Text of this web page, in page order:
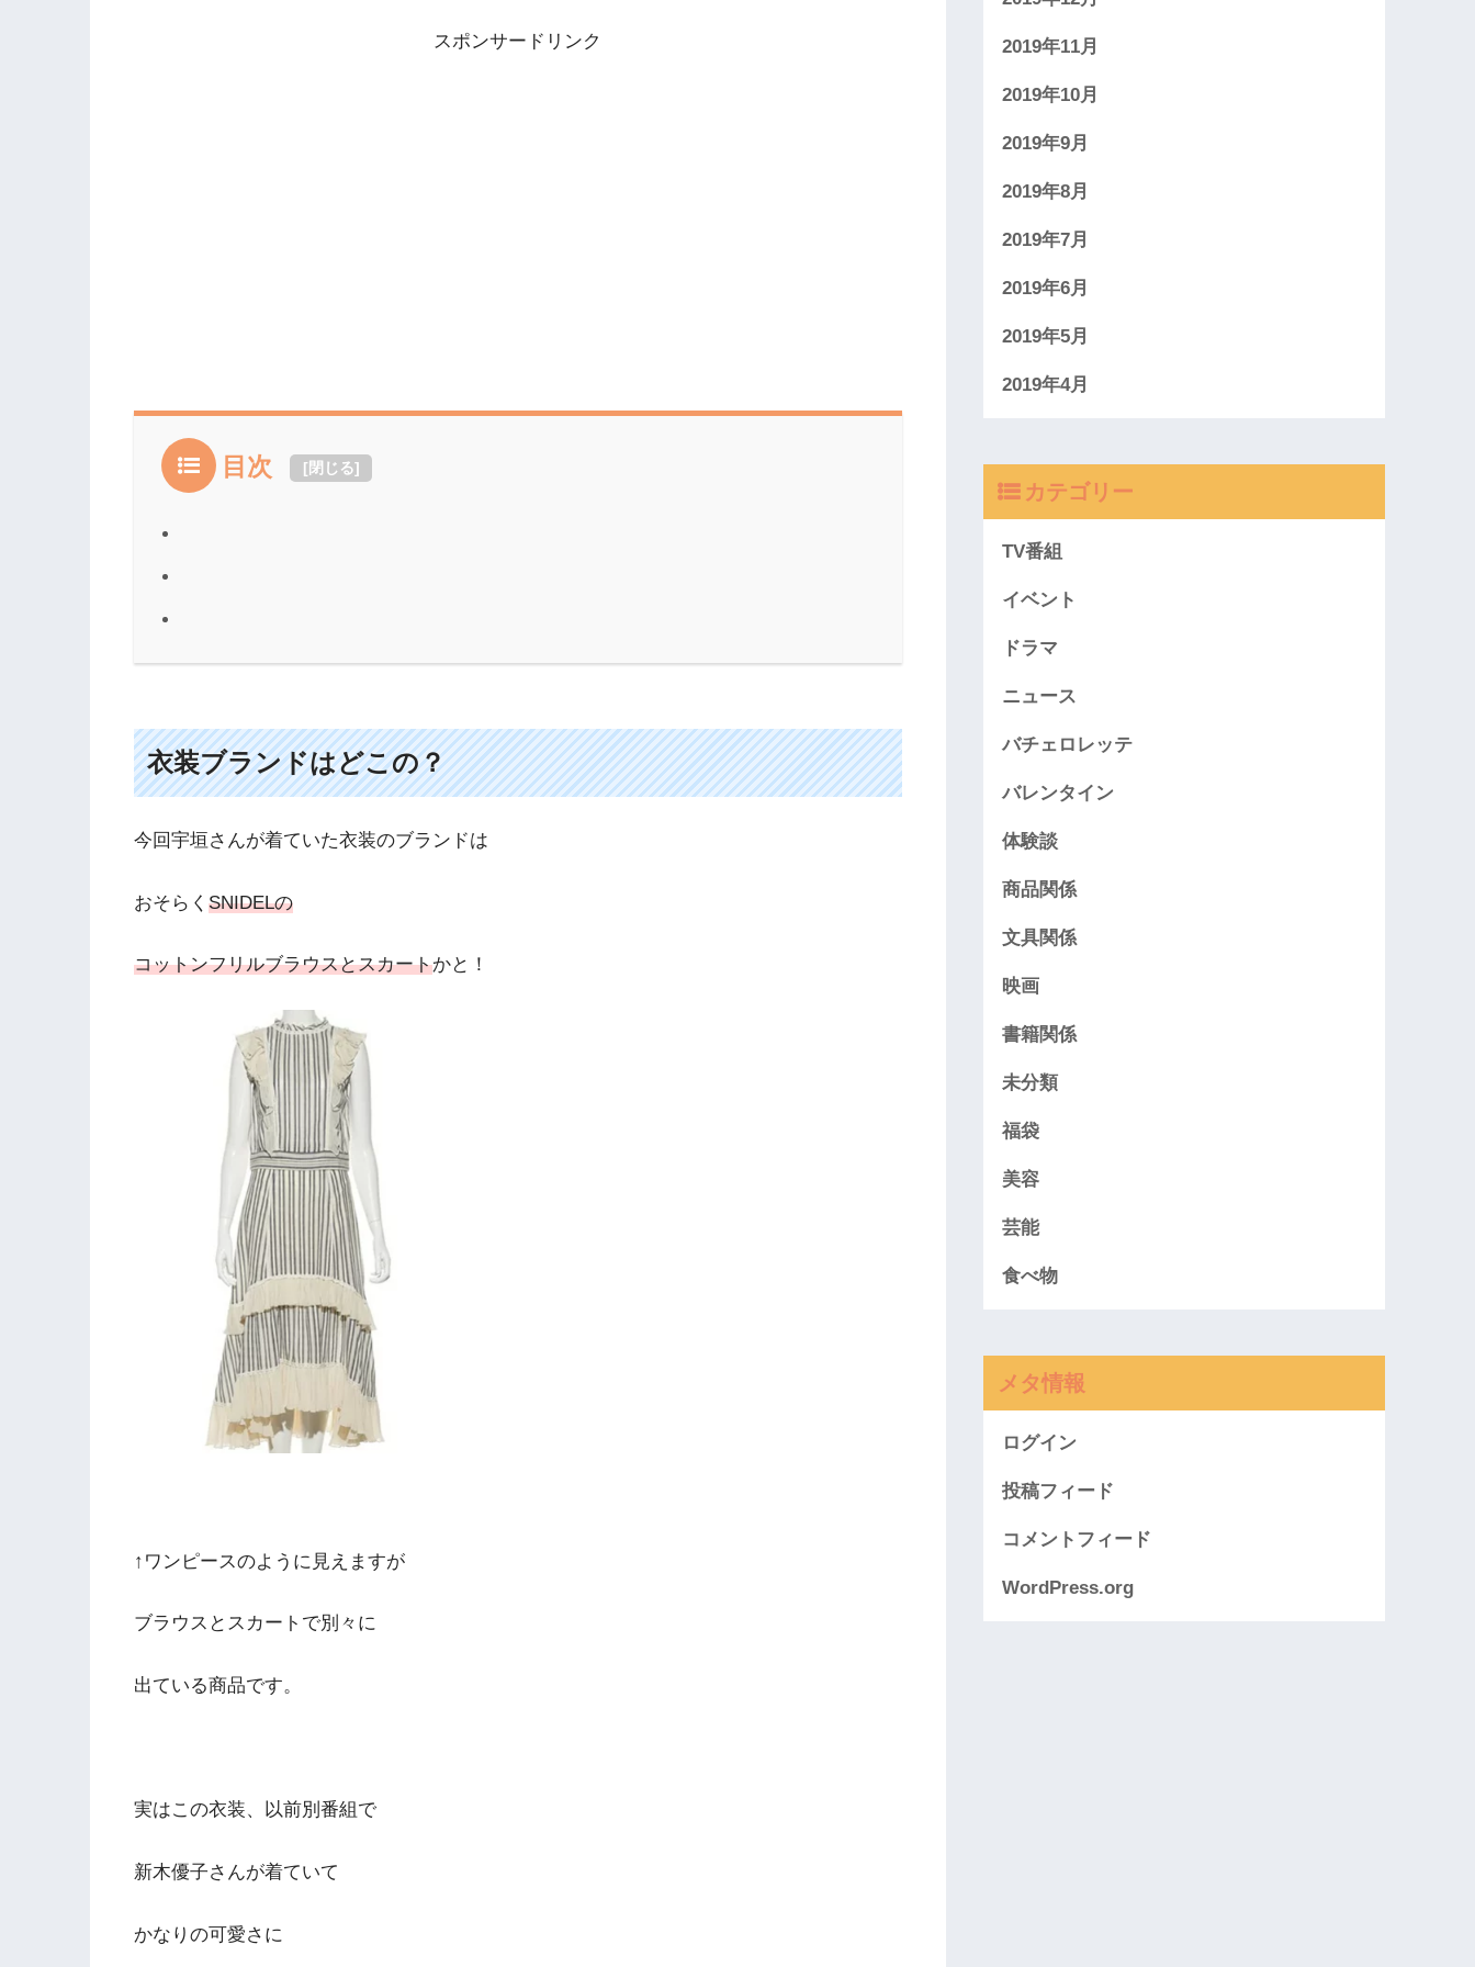
スポンサードリンク
目次 [閉じる]
衣装ブランドはどこの？
今回宇垣さんが着ていた衣装のブランドは
おそらく SNIDELの
コットンフリルブラウスとスカートかと！
↑ワンピースのように見えますが
ブラウスとスカートで別々に
出ている商品です。
実はこの衣装、以前別番組で
新木優子さんが着ていて
かなりの可愛さに
2019年11月
2019年10月
2019年9月
2019年8月
2019年7月
2019年6月
2019年5月
2019年4月
カテゴリー
TV番組
イベント
ドラマ
ニュース
バチェロレッテ
バレンタイン
体験談
商品関係
文具関係
映画
書籍関係
未分類
福袋
美容
芸能
食べ物
メタ情報
ログイン
投稿フィード
コメントフィード
WordPress.org